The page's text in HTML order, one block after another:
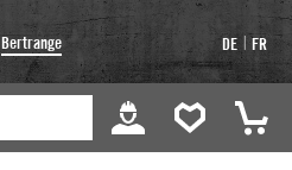
Bertrange DE | FR